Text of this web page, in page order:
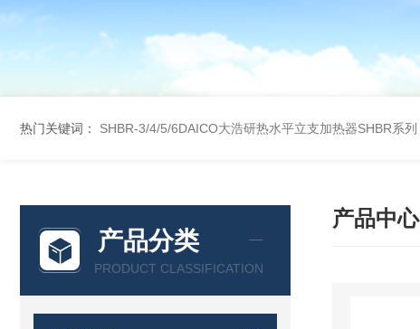
热门关键词： SHBR-3/4/5/6DAICO大浩研热水平立支加热器SHBR系列
产品分类
PRODUCT CLASSIFICATION
产品中心